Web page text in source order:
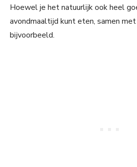
Hoewel je het natuurlijk ook heel
avondmaaltijd kunt eten, samen
bijvoorbeeld.